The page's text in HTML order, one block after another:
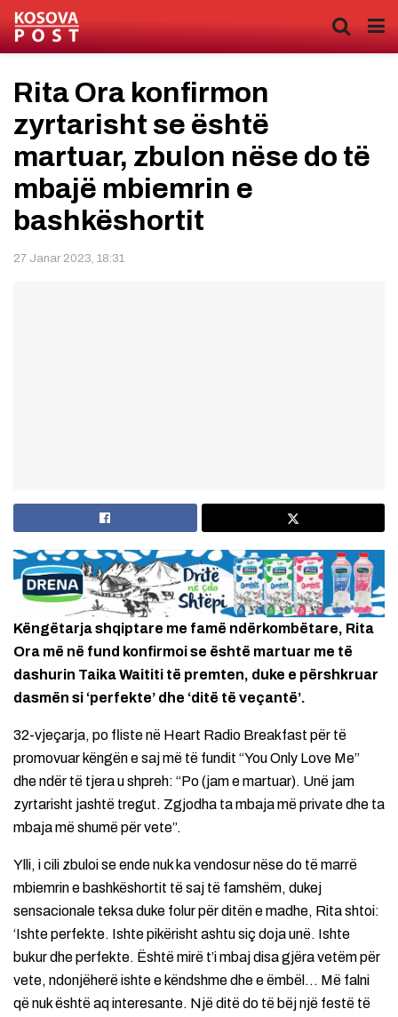
Rita Ora konfirmon
zyrtarisht se është
martuar, zbulon nëse do të
mbajë mbiemrin e
bashkëshortit
27 Janar 2023, 18:31
Këngëtarja shqiptare me famë ndërkombëtare, Rita
Ora më në fund konfirmoi se është martuar me të
dashurin Taika Waititi të premten, duke e përshkruar
dasmën si ‘perfekte’ dhe ‘ditë të veçantë’.
32-vjeçarja, po fliste në Heart Radio Breakfast për të
promovuar këngën e saj më të fundit “You Only Love Me”
dhe ndër të tjera u shpreh: “Po (jam e martuar). Unë jam
zyrtarisht jashtë tregut. Zgjodha ta mbaja më private dhe ta
mbaja më shumë për vete”.
Ylli, i cili zbuloi se ende nuk ka vendosur nëse do të marrë
mbiemrin e bashkëshortit të saj të famshëm, dukej
sensacionale teksa duke folur për ditën e madhe, Rita shtoi:
‘Ishte perfekte. Ishte pikërisht ashtu siç doja unë. Ishte
bukur dhe perfekte. Është mirë t’i mbaj disa gjëra vetëm për
vete, ndonjëherë ishte e këndshme dhe e ëmbël… Më falni
që nuk është aq interesante. Një ditë do të bëj një festë të